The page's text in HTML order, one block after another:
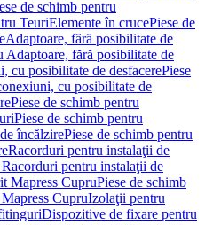
de schimb pentru
TeuriElemente în crucePiese de
Adaptoare, fără posibilitate de
Adaptoare, fără posibilitate de
cu posibilitate de desfacerePiese
cu posibilitate de
Piese de schimb pentru
Piese de schimb pentru
încălzirePiese de schimb pentru
Racorduri pentru instalaţii de
pentru instalaţii de
Mapress CupruPiese de schimb
CupruIzolaţii pentru
Dispozitive de fixare pentru